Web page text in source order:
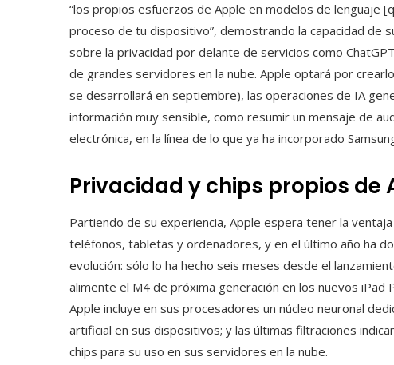
“los propios esfuerzos de Apple en modelos de lenguaje
proceso de tu dispositivo”, demostrando la capacidad de
sobre la privacidad por delante de servicios como
de grandes servidores en la nube. Apple optará por
se desarrollará en septiembre), las operaciones de IA
información muy sensible, como resumir un mensaje de
electrónica, en la línea de lo que ya ha incorporado
Privacidad y chips propios de
Partiendo de su experiencia, Apple espera tener la
teléfonos, tabletas y ordenadores, y en el último año ha
evolución: sólo lo ha hecho seis meses desde el
alimente el M4 de próxima generación en los nuevos iPad
Apple incluye en sus procesadores un núcleo neuronal
artificial en sus dispositivos; y las últimas filtraciones
chips para su uso en sus servidores en la nube.